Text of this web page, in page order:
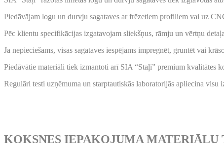
Piedāvājam logu un durvju sagataves ar frēzetiem profiliem vai uz
Pēc klientu specifikācijas izgatavojam sliekšņus, rāmju un vērtņu
Ja nepieciešams, visas sagataves iespējams impregnēt, gruntēt vai
Piedāvātie materiāli tiek izmantoti arī SIA “Staļi” premium kvalitātes
Regulāri testi uzņēmuma un starptautiskās laboratorijās apliecina visu
KOKSNES IEPAKOJUMA MATERIĀLU